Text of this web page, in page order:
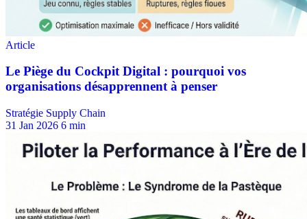
Stratégie Supply Chain
31 Jan 2026 6 min